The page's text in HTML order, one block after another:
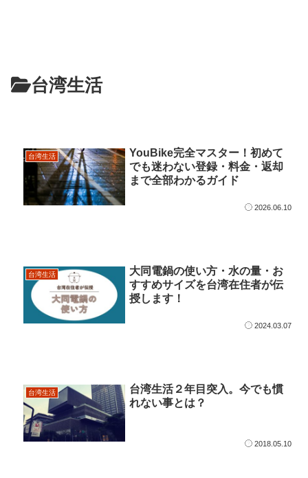
台湾生活
台湾生活
YouBike完全マスター！初めて
でも迷わない登録・料金・返却
まで全部わかるガイド
2026.06.10
台湾生活
大同電鍋の使い方・水の量・お
すすめサイズを台湾在住者が伝
授します！
2024.03.07
台湾生活
台湾生活２年目突入。今でも慣
れない事とは？
2018.05.10